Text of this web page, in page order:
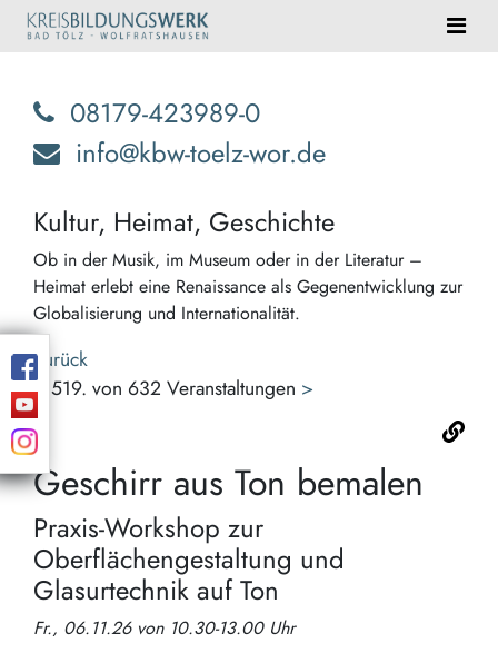
08179-423989-0
info@kbw-toelz-wor.de
Kultur, Heimat, Geschichte
Ob in der Musik, im Museum oder in der Literatur –
Heimat erlebt eine Renaissance als Gegenentwicklung zur
Globalisierung und Internationalität.
Zurück
< 519. von 632 Veranstaltungen >
Geschirr aus Ton bemalen
Praxis-Workshop zur
Oberflächengestaltung und
Glasurtechnik auf Ton
Fr., 06.11.26 von 10.30-13.00 Uhr